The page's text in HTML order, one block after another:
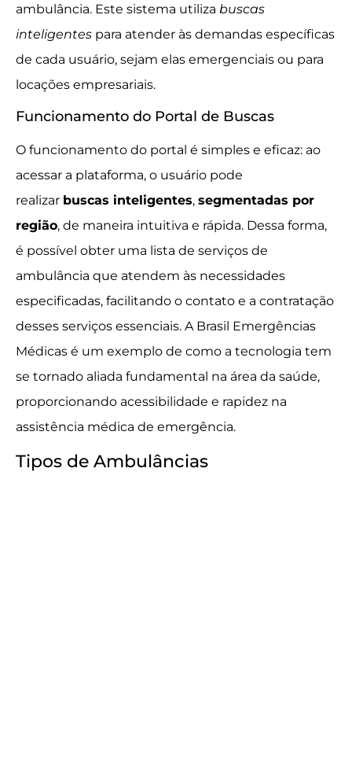
ambulância. Este sistema utiliza buscas
inteligentes para atender às demandas específicas
de cada usuário, sejam elas emergenciais ou para
locações empresariais.
Funcionamento do Portal de Buscas
O funcionamento do portal é simples e eficaz: ao
acessar a plataforma, o usuário pode
realizar buscas inteligentes, segmentadas por
região, de maneira intuitiva e rápida. Dessa forma,
é possível obter uma lista de serviços de
ambulância que atendem às necessidades
especificadas, facilitando o contato e a contratação
desses serviços essenciais. A Brasil Emergências
Médicas é um exemplo de como a tecnologia tem
se tornado aliada fundamental na área da saúde,
proporcionando acessibilidade e rapidez na
assistência médica de emergência.
Tipos de Ambulâncias